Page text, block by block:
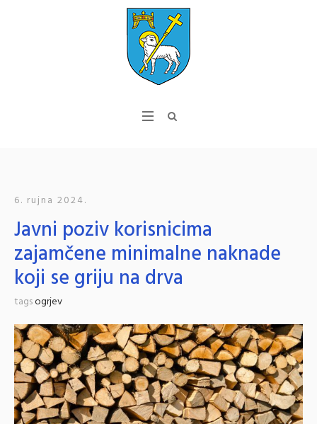
6. rujna 2024.
Javni poziv korisnicima
zajamčene minimalne naknade
koji se griju na drva
tagsogrjev